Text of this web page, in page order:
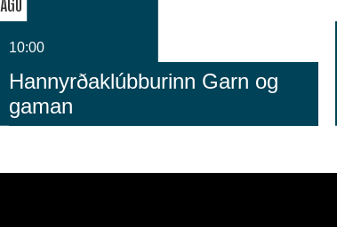
10:00
Hannyrðaklúbburinn Garn og
gaman